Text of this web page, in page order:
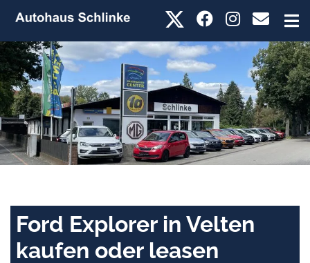
Ford Explorer in Velten
kaufen oder leasen